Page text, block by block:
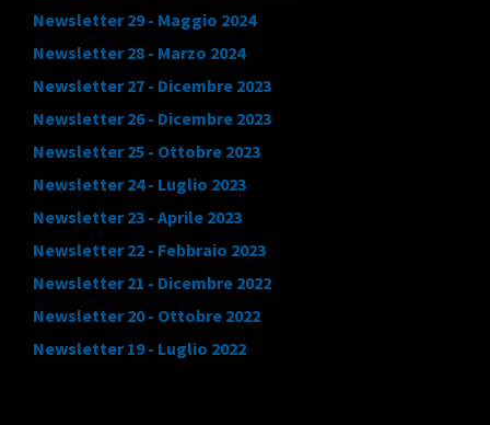
Newsletter 29 - Maggio 2024
Newsletter 28 - Marzo 2024
Newsletter 27 - Dicembre 2023
Newsletter 26 - Dicembre 2023
Newsletter 25 - Ottobre 2023
Newsletter 24 - Luglio 2023
Newsletter 23 - Aprile 2023
Newsletter 22 - Febbraio 2023
Newsletter 21 - Dicembre 2022
Newsletter 20 - Ottobre 2022
Newsletter 19 - Luglio 2022